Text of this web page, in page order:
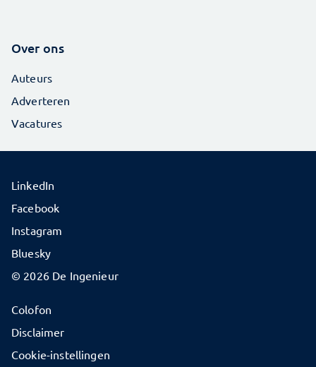
Over ons
Auteurs
Adverteren
Vacatures
© 2026 De Ingenieur
Colofon
Disclaimer
Cookie-instellingen
LinkedIn
Facebook
Instagram
Bluesky